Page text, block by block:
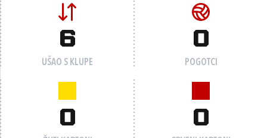
6
UŠAO S KLUPE
0
POGOTCI
0 0